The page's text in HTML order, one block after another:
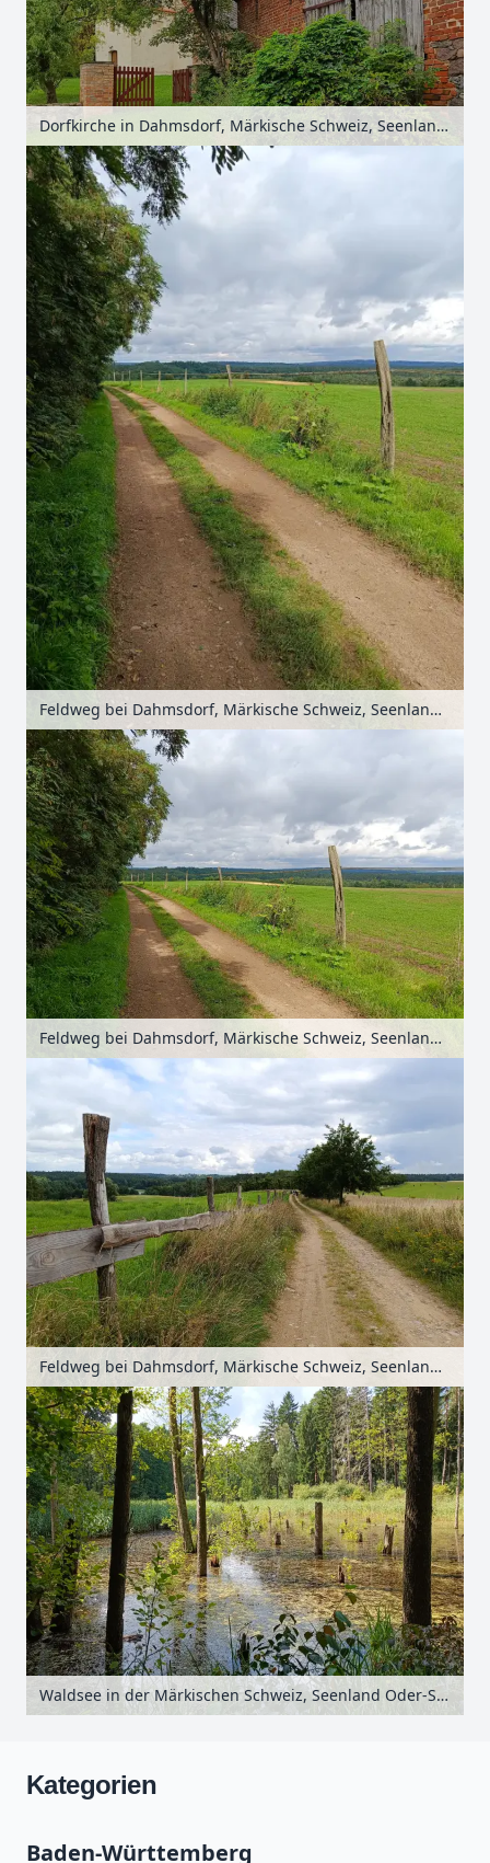
Dorfkirche in Dahmsdorf, Märkische Schweiz, Seenland Oder-Spree, Brandenburg, Deutschland
Feldweg bei Dahmsdorf, Märkische Schweiz, Seenland Oder-Spree, Brandenburg, Deutschland
Feldweg bei Dahmsdorf, Märkische Schweiz, Seenland Oder-Spree, Brandenburg, Deutschland
Feldweg bei Dahmsdorf, Märkische Schweiz, Seenland Oder-Spree, Brandenburg, Deutschland
Waldsee in der Märkischen Schweiz, Seenland Oder-Spree, Brandenburg, Deutschland
Kategorien
Baden-Württemberg